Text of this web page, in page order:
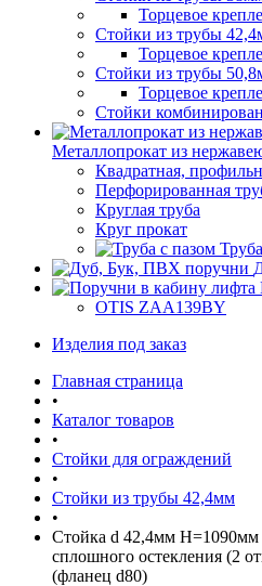
Торцевое
Стойки из трубы
Торцевое
Стойки из трубы
Торцевое
Стойки
Металлопрокат из
Квадратная,
Перфорированная
Круглая труба
Круг прокат
OTIS ZAA139BY
Изделия под заказ
Главная страница
•
Каталог товаров
•
Стойки для ограждений
•
Стойки из трубы 42,4мм
•
Стойка d 42,4мм H=1090мм
сплошного остекления (2
(фланец d80)